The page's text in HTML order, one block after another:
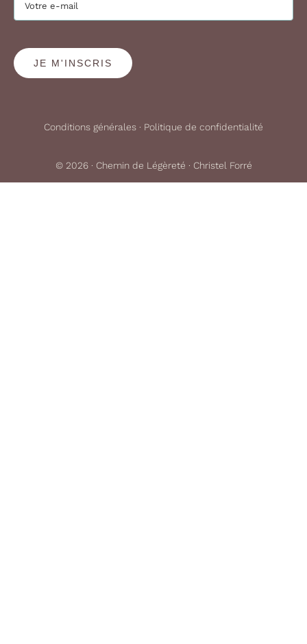
JE M'INSCRIS
Conditions générales · Politique de confidentialité
© 2026 · Chemin de Légèreté · Christel Forré